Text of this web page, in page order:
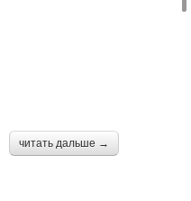
читать дальше →